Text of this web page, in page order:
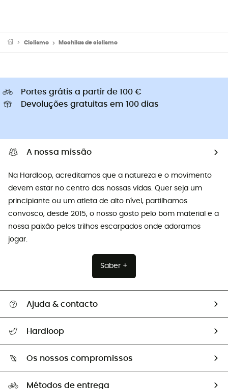
Ciclismo Mochilas de ciclismo
Portes grátis a partir de 100 €
Devoluções gratuitas em 100 dias
A nossa missão
Na Hardloop, acreditamos que a natureza e o movimento
devem estar no centro das nossas vidas. Quer seja um
principiante ou um atleta de alto nível, partilhamos
convosco, desde 2015, o nosso gosto pelo bom material e a
nossa paixão pelos trilhos escarpados onde adoramos
jogar.
Saber +
Ajuda & contacto
Devoluções e reembolsos
Guia de tamanhos
Trocas & Devoluções
Hardloop
Os nossos embaixadores
Os nossos compromissos
Métodos de entrega